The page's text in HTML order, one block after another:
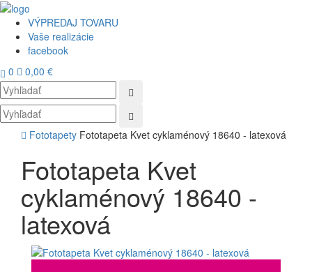
VÝPREDAJ TOVARU
Vaše realizácie
facebook
0 0,00 €
Fototapety Fototapeta Kvet cyklaménový 18640 - latexová
Fototapeta Kvet
cyklaménový 18640 -
latexová